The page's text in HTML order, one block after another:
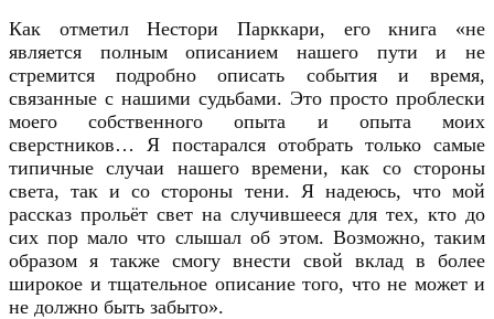
Как отметил Нестори Парккари, его книга «не
является полным описанием нашего пути и не
стремится подробно описать события и время,
связанные с нашими судьбами. Это просто проблески
моего собственного опыта и опыта моих
сверстников… Я постарался отобрать только самые
типичные случаи нашего времени, как со стороны
света, так и со стороны тени. Я надеюсь, что мой
рассказ прольёт свет на случившееся для тех, кто до
сих пор мало что слышал об этом. Возможно, таким
образом я также смогу внести свой вклад в более
широкое и тщательное описание того, что не может и
не должно быть забыто».